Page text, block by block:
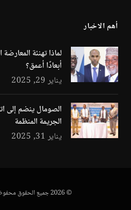
أهم الاخبار
لماذا تهنئة
أبعادًا أعمق؟
يناير 29, 2025
الصومال ينضم إلى
الجريمة المنظمة
يناير 31, 2025
© 2026 جميع الحقوق محفوظة نبض الصومال